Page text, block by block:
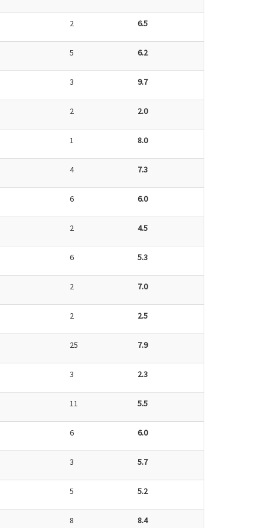
2 6.5
5 6.2
3 9.7
2 2.0
1 8.0
4 7.3
6 6.0
2 4.5
6 5.3
2 7.0
2 2.5
25 7.9
3 2.3
11 5.5
6 6.0
3 5.7
5 5.2
8 8.4